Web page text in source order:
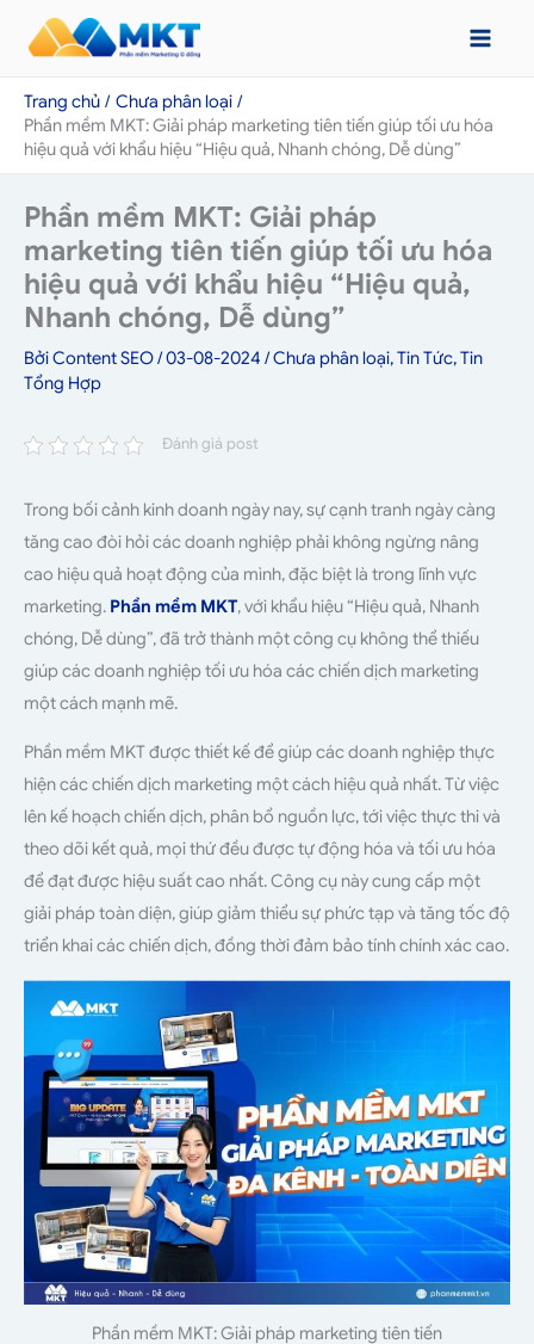
dungTrang chủ
Chưa phân loại
Phần mềm MKT: Giải pháp marketing tiên tiến giúp tối ưu hóa
hiệu quả với khẩu hiệu “Hiệu quả, Nhanh chóng, Dễ dùng”
Phần mềm MKT: Giải pháp
marketing tiên tiến giúp tối ưu hóa
hiệu quả với khẩu hiệu “Hiệu quả,
Nhanh chóng, Dễ dùng”
BởiContent SEO/03-08-2024 /Chưa phân loại,Tin Tức,Tin
Tổng Hợp
Đánh giá post
Trong bối cảnh kinh doanh ngày nay, sự cạnh tranh ngày càng
tăng cao đòi hỏi các doanh nghiệp phải không ngừng nâng
cao hiệu quả hoạt động của mình, đặc biệt là trong lĩnh vực
marketing. Phần mềm MKT, với khẩu hiệu “Hiệu quả, Nhanh
chóng, Dễ dùng”, đã trở thành một công cụ không thể thiếu
giúp các doanh nghiệp tối ưu hóa các chiến dịch marketing
một cách mạnh mẽ.
Phần mềm MKT được thiết kế để giúp các doanh nghiệp thực
hiện các chiến dịch marketing một cách hiệu quả nhất. Từ việc
lên kế hoạch chiến dịch, phân bổ nguồn lực, tới việc thực thi và
theo dõi kết quả, mọi thứ đều được tự động hóa và tối ưu hóa
để đạt được hiệu suất cao nhất. Công cụ này cung cấp một
giải pháp toàn diện, giúp giảm thiểu sự phức tạp và tăng tốc độ
triển khai các chiến dịch, đồng thời đảm bảo tính chính xác cao.
Phần mềm MKT: Giải pháp marketing tiên tiến